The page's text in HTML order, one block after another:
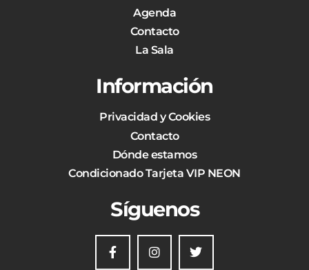
Agenda
Contacto
La Sala
Información
Privacidad y Cookies
Contacto
Dónde estamos
Condicionado Tarjeta VIP NEON
Síguenos